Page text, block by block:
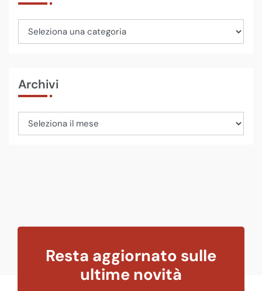
Archivi
Resta aggiornato sulle
ultime novità